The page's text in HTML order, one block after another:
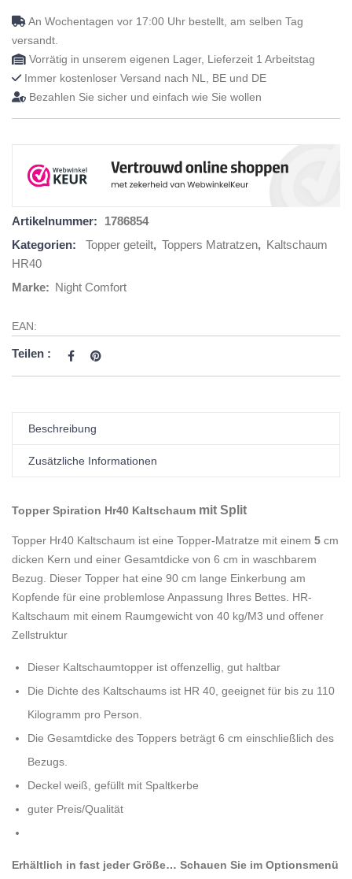
An Wochentagen vor 17:00 Uhr bestellt, am selben Tag
versandt.
Vorrätig in unserem eigenen Lager, Lieferzeit 1 Arbeitstag
Immer kostenloser Versand nach NL, BE und DE
Bezahlen Sie sicher und einfach wie Sie wollen
Artikelnummer:
1786854
Kategorien:
Topper geteilt, Toppers Matratzen, Kaltschaum
HR40
Marke: Night Comfort
EAN:
Teilen :
Beschreibung
Zusätzliche Informationen
Topper Spiration Hr40 Kaltschaum mit Split
Topper Hr40 Kaltschaum ist eine Topper-Matratze mit einem 5 cm
dicken Kern und einer Gesamtdicke von 6 cm in waschbarem
Bezug. Dieser Topper hat eine 90 cm lange Einkerbung am
Kopfende für eine problemlose Anpassung Ihres Bettes. HR-
Kaltschaum mit einem Raumgewicht von 40 kg/M3 und offener
Zellstruktur
Dieser Kaltschaumtopper ist offenzellig, gut haltbar
Die Dichte des Kaltschaums ist HR 40, geeignet für bis zu 110
Kilogramm pro Person.
Die Gesamtdicke des Toppers beträgt 6 cm einschließlich des
Bezugs.
Deckel weiß, gefüllt mit Spaltkerbe
guter Preis/Qualität
Erhältlich in fast jeder Größe… Schauen Sie im Optionsmenü